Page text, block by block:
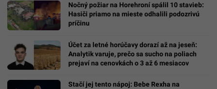
Nočný požiar na Horehroní spálil 10 stavieb:
Hasiči priamo na mieste odhalili podozrivú
príčinu
Účet za letné horúčavy dorazí až na jeseň:
Analytik varuje, prečo sa sucho na poliach
prejaví na cenovkách o 3 až 6 mesiacov
Stačí jej tento nápoj: Bebe Rexha na